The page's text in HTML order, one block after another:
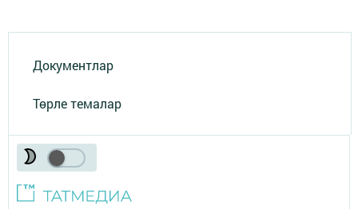
Документлар
Төрле темалар